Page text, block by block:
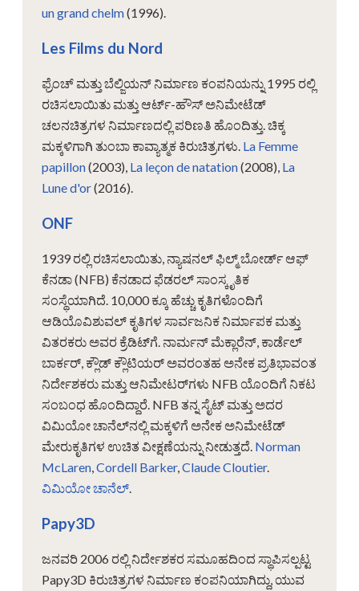
un grand chelm(1996).
Les Films du Nord
ಫ್ರೆಂಚ್ ಮತ್ತು ಬೆಲ್ಜಿಯನ್ ನಿರ್ಮಾಣ ಕಂಪನಿಯನ್ನು 1995 ರಲ್ಲಿ
ರಚಿಸಲಾಯಿತು ಮತ್ತು ಆರ್ಟ್-ಹೌಸ್ ಅನಿಮೇಟೆಡ್
ಚಲನಚಿತ್ರಗಳ ನಿರ್ಮಾಣದಲ್ಲಿ ಪರಿಣತಿ ಹೊಂದಿತ್ತು. ಚಿಕ್ಕ
ಮಕ್ಕಳಿಗಾಗಿ ತುಂಬಾ ಕಾವ್ಯಾತ್ಮಕ ಕಿರುಚಿತ್ರಗಳು. La Femme
papillon(2003), La leçon de natation(2008), La
Lune d'or(2016).
ONF
1939 ರಲ್ಲಿ ರಚಿಸಲಾಯಿತು, ನ್ಯಾಷನಲ್ ಫಿಲ್ಮ್ ಬೋರ್ಡ್ ಆಫ್
ಕೆನಡಾ (NFB) ಕೆನಡಾದ ಫೆಡರಲ್ ಸಾಂಸ್ಕೃತಿಕ
ಸಂಸ್ಥೆಯಾಗಿದೆ. 10,000 ಕ್ಕೂ ಹೆಚ್ಚು ಕೃತಿಗಳೊಂದಿಗೆ
ಆಡಿಯೊವಿಶುವಲ್ ಕೃತಿಗಳ ಸಾರ್ವಜನಿಕ ನಿರ್ಮಾಪಕ ಮತ್ತು
ವಿತರಕರು ಅವರ ಕ್ರೆಡಿಟ್‌ಗೆ. ನಾರ್ಮನ್ ಮೆಕ್ಲಾರೆನ್, ಕಾರ್ಡೆಲ್
ಬಾರ್ಕರ್, ಕ್ಲೌಡ್ ಕ್ಲೌಟಿಯರ್ ಅವರಂತಹ ಅನೇಕ ಪ್ರತಿಭಾವಂತ
ನಿರ್ದೇಶಕರು ಮತ್ತು ಆನಿಮೇಟರ್‌ಗಳು NFB ಯೊಂದಿಗೆ ನಿಕಟ
ಸಂಬಂಧ ಹೊಂದಿದ್ದಾರೆ. NFB ತನ್ನ ಸೈಟ್ ಮತ್ತು ಅದರ
ವಿಮಿಯೋ ಚಾನೆಲ್‌ನಲ್ಲಿ ಮಕ್ಕಳಿಗೆ ಅನೇಕ ಅನಿಮೇಟೆಡ್
ಮೇರುಕೃತಿಗಳ ಉಚಿತ ವೀಕ್ಷಣೆಯನ್ನು ನೀಡುತ್ತದೆ. Norman
McLaren Cordell Barker, Claude Cloutier.
ವಿಮಿಯೋ ಚಾನೆಲ್
Papy3D
ಜನವರಿ 2006 ರಲ್ಲಿ ನಿರ್ದೇಶಕರ ಸಮೂಹದಿಂದ ಸ್ಥಾಪಿಸಲ್ಪಟ್ಟ
Papy3D ಕಿರುಚಿತ್ರಗಳ ನಿರ್ಮಾಣ ಕಂಪನಿಯಾಗಿದ್ದು, ಯುವ